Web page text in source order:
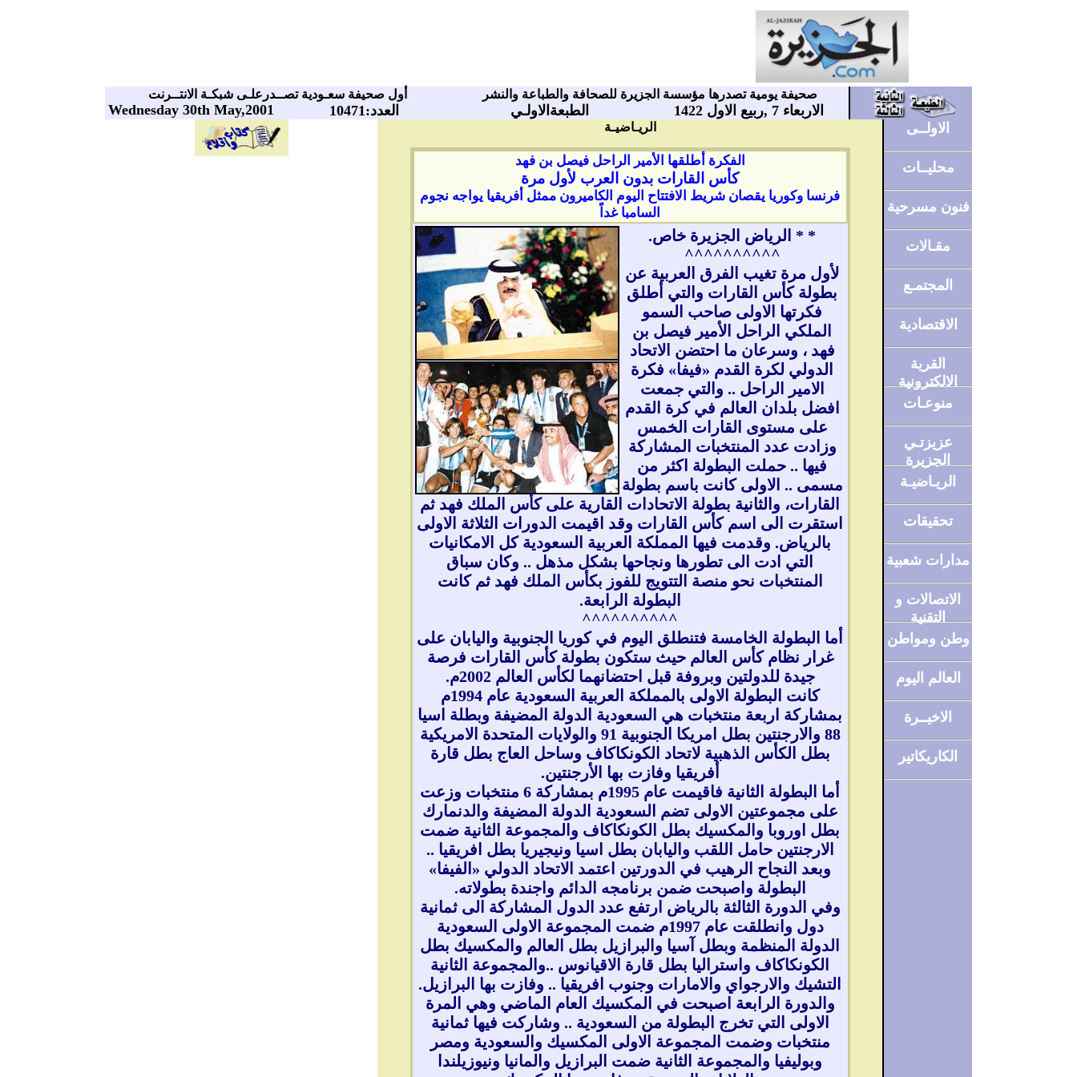
أول صحيفة سعـودية تصــدرعلـى شبكـة الانتــرنت صحيفة يومية تصدرها مؤسسة الجزيرة للصحافة والطباعة والنشر
Wednesday 30th May,2001 العدد:10471 الطبعةالاولـي الاربعاء 7 ,ربيع الاول 1422
الريـاضيـة
الفكرة أطلقها الأمير الراحل فيصل بن فهد
كأس القارات بدون العرب لأول مرة
فرنسا وكوريا يقصان شريط الافتتاح اليوم الكاميرون ممثل أفريقيا يواجه نجوم
السامبا غداً
* * الرياض الجزيرة خاص.
^^^^^^^^^^
لأول مرة تغيب الفرق العربية عن
بطولة كأس القارات والتي أطلق
فكرتها الاولى صاحب السمو
الملكي الراحل الأمير فيصل بن
فهد ، وسرعان ما احتضن الاتحاد
الدولي لكرة القدم «فيفا» فكرة
الامير الراحل .. والتي جمعت
افضل بلدان العالم في كرة القدم
على مستوى القارات الخمس
وزادت عدد المنتخبات المشاركة
فيها .. حملت البطولة اكثر من
مسمى .. الاولى كانت باسم بطولة
القارات، والثانية بطولة الاتحادات القارية على كأس الملك فهد ثم
استقرت الى اسم كأس القارات وقد اقيمت الدورات الثلاثة الاولى
بالرياض. وقدمت فيها المملكة العربية السعودية كل الامكانيات
التي ادت الى تطورها ونجاحها بشكل مذهل .. وكان سباق
المنتخبات نحو منصة التتويج للفوز بكأس الملك فهد ثم كانت
البطولة الرابعة.
^^^^^^^^^^
أما البطولة الخامسة فتنطلق اليوم في كوريا الجنوبية واليابان على
غرار نظام كأس العالم حيث ستكون بطولة كأس القارات فرصة
جيدة للدولتين وبروفة قبل احتضانهما لكأس العالم 2002م.
كانت البطولة الاولى بالمملكة العربية السعودية عام 1994م
بمشاركة اربعة منتخبات هي السعودية الدولة المضيفة وبطلة اسيا
88 والارجنتين بطل امريكا الجنوبية 91 والولايات المتحدة الامريكية
بطل الكأس الذهبية لاتحاد الكونكاكاف وساحل العاج بطل قارة
أفريقيا وفازت بها الأرجنتين.
أما البطولة الثانية فاقيمت عام 1995م بمشاركة 6 منتخبات وزعت
على مجموعتين الاولى تضم السعودية الدولة المضيفة والدنمارك
بطل اوروبا والمكسيك بطل الكونكاكاف والمجموعة الثانية ضمت
الارجنتين حامل اللقب واليابان بطل اسيا ونيجيريا بطل افريقيا ..
وبعد النجاح الرهيب في الدورتين اعتمد الاتحاد الدولي «الفيفا»
البطولة واصبحت ضمن برنامجه الدائم واجندة بطولاته.
وفي الدورة الثالثة بالرياض ارتفع عدد الدول المشاركة الى ثمانية
دول وانطلقت عام 1997م ضمت المجموعة الاولى السعودية
الدولة المنظمة وبطل آسيا والبرازيل بطل العالم والمكسيك بطل
الكونكاكاف واستراليا بطل قارة الاقيانوس ..والمجموعة الثانية
التشيك والارجواي والامارات وجنوب افريقيا .. وفازت بها البرازيل.
والدورة الرابعة اصبحت في المكسيك العام الماضي وهي المرة
الاولى التي تخرج البطولة من السعودية .. وشاركت فيها ثمانية
منتخبات وضمت المجموعة الاولى المكسيك والسعودية ومصر
وبوليفيا والمجموعة الثانية ضمت البرازيل والمانيا ونيوزيلندا
الاولــى
محليــات
فنون مسرحية
مقـالات
المجتمـع
الاقتصادية
القرية
الالكترونية
منوعـات
عزيزتـي
الجزيرة
الريـاضيـة
تحقيقات
مدارات شعبية
الاتصالات و
التقنية
وطن ومواطن
العالم اليوم
الاخيــرة
الكاريكاتير